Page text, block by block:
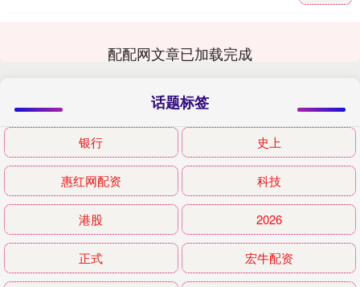
配配网文章已加载完成
话题标签
银行 史上
惠红网配资 科技
港股 2026
正式 宏牛配资